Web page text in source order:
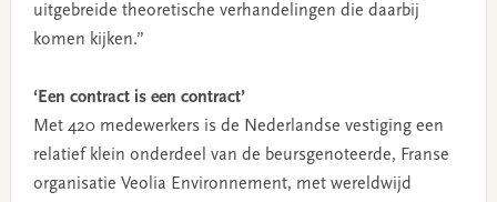
uitgebreide theoretische verhandelingen die daarbij
komen kijken.”
‘Een contract is een contract’
Met 420 medewerkers is de Nederlandse vestiging een
relatief klein onderdeel van de beursgenoteerde, Franse
organisatie Veolia Environnement, met wereldwijd